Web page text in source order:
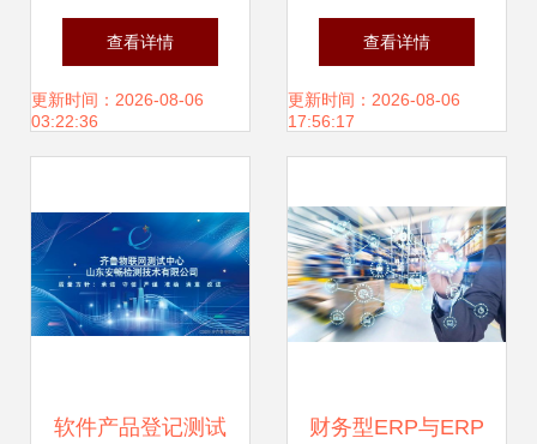
当数据处理服务遇
上艺术表达
查看详情
更新时间：2026-08-06
03:22:36
列广告提案 简约生
活，无限可能
查看详情
更新时间：2026-08-06
17:56:17
软件产品登记测试 财务型ERP与ERP